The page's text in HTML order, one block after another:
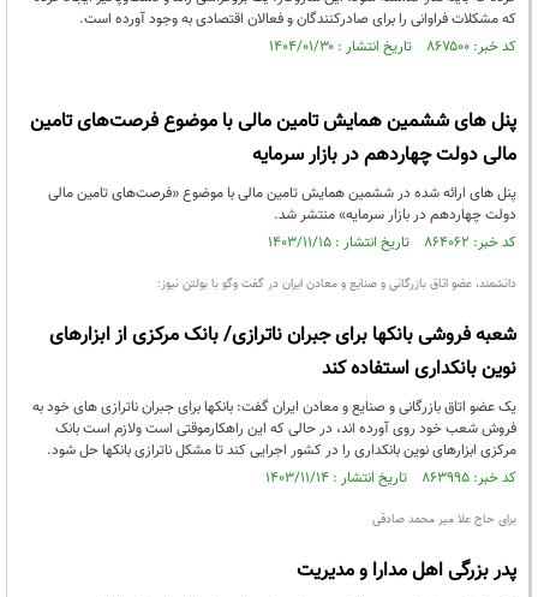
که مشکلات فراوانی را برای صادرکنندگان و فعالان اقتصادی به وجود آورده است.
کد خبر: ۸۶۷۵۰۰ تاریخ انتشار : ۱۴۰۴/۰۱/۳۰
پنل های ششمین همایش تامین مالی با موضوع فرصت‌های تامین
مالی دولت چهاردهم در بازار سرمایه
پنل های ارائه شده در ششمین همایش تامین مالی با موضوع «فرصت‌های تامین مالی
دولت چهاردهم در بازار سرمایه» منتشر شد.
کد خبر: ۸۶۴۰۶۲ تاریخ انتشار : ۱۴۰۳/۱۱/۱۵
دانشمند، عضو اتاق بازرگانی و صنایع و معادن ایران در گفت وگو با بولتن نیوز:
شعبه فروشی بانکها برای جبران ناترازی/ بانک مرکزی از ابزارهای
نوین بانکداری استفاده کند
یک عضو اتاق بازرگانی و صنایع و معادن ایران گفت: بانکها برای جبران ناترازی های خود به
فروش شعب خود روی آورده اند، در حالی که این راهکارموقتی است ولازم است بانک
مرکزی ابزارهای نوین بانکداری را در کشور اجرایی کند تا مشکل ناترازی بانکها حل شود.
کد خبر: ۸۶۳۹۹۵ تاریخ انتشار : ۱۴۰۳/۱۱/۱۴
برای حاج علا میر محمد صادقی
پدر بزرگی اهل مدارا و مدیریت